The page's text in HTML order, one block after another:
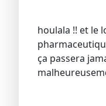
houlala !! et le
ça passera